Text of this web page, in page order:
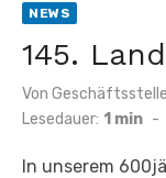
NEWS
145.
Von Geschäftsstelle
Lesedauer: 1 min -
In unserem